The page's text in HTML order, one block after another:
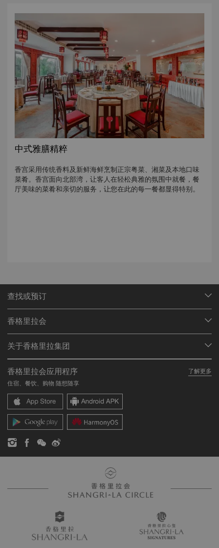
中式雅膳精粹
香宫采用传统香料及新鲜海鲜烹制正宗粤菜、湘菜及本地口味
菜肴。香宫面向北部湾，让客人在轻松典雅的氛围中就餐，餐
厅美味的菜肴和亲切的服务，让您在此的每一餐都显得特别。
查找或预订
查找预订
餐厅与酒吧
香格里拉会
加入香格里拉会
常见问题
联络我们
关于香格里拉集团
我们的酒店品牌
香格里拉中心
香格里拉公寓
联系方式
职业发展
企业社会责任
新闻稿
香格里拉会应用程序
了解更多
住宿、餐饮、购物 随想随享